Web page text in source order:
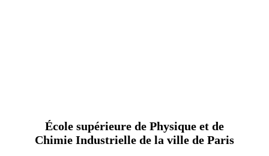
École supérieure de Physique et de
Chimie Industrielle de la ville de Paris